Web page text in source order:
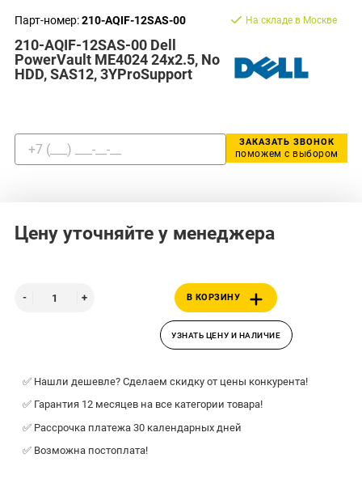
Парт-номер:210-AQIF-12SAS-00
210-AQIF-12SAS-00 Dell
PowerVault ME4024 24x2.5, No
HDD, SAS12, 3YProSupport
На складе в Москве
ЗАКАЗАТЬ ЗВОНОК
поможем с выбором
Цену уточняйте у менеджера
В КОРЗИНУ
УЗНАТЬ ЦЕНУ И НАЛИЧИЕ
✅ Нашли дешевле? Сделаем скидку от цены конкурента!
✅ Гарантия 12 месяцев на все категории товара!
✅ Рассрочка платежа 30 календарных дней
✅ Возможна постоплата!